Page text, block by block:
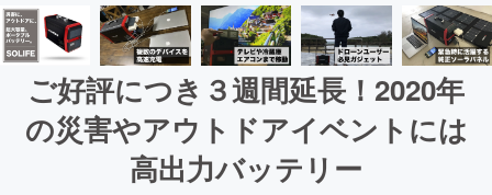
ご好評につき３週間延長！2020年
の災害やアウトドアイベントには
高出力バッテリー